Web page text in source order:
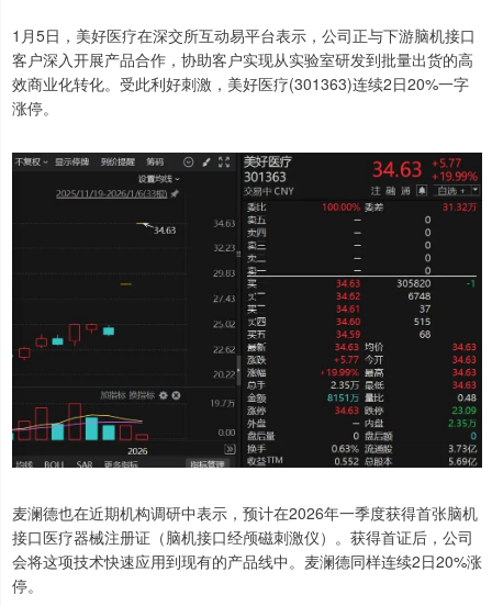
1月5日，美好医疗在深交所互动易平台表示，公司正与下游脑机接口
客户深入开展产品合作，协助客户实现从实验室研发到批量出货的高
效商业化转化。受此利好刺激，美好医疗(301363)连续2日20%一字
涨停。
麦澜德也在近期机构调研中表示，预计在2026年一季度获得首张脑机
接口医疗器械注册证（脑机接口经颅磁刺激仪）。获得首证后，公司
会将这项技术快速应用到现有的产品线中。麦澜德同样连续2日20%涨
停。